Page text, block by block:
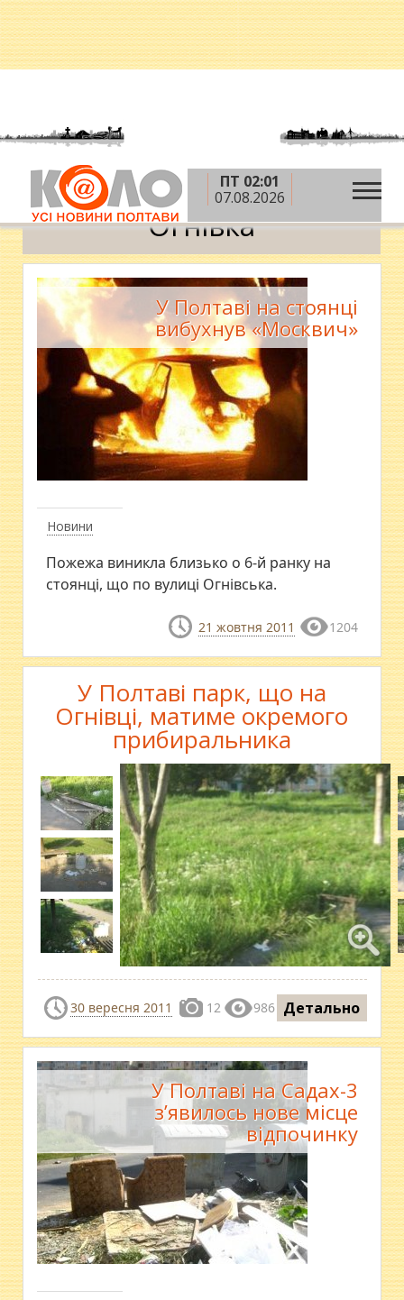
ПТ 02:01
07.08.2026
Головна » Огнівка
Огнівка
Новини
У Полтаві на стоянці
вибухнув «Москвич»
Пожежа виникла близько о 6-й ранку на
стоянці, що по вулиці Огнівська.
21 жовтня 2011 1204
У Полтаві парк, що на
Огнівці, матиме окремого
прибиральника
30 вересня 2011 12 986 Детально
У Полтаві на Садах-3
з’явилось нове місце
відпочинку